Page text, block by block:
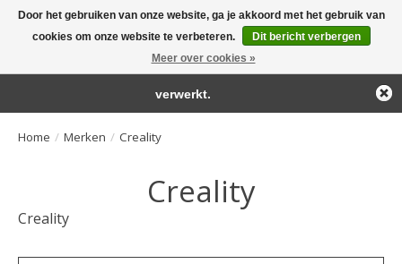
Large selection of products and fast shipping!
Home / Merken / Creality
Creality
Creality
Door het gebruiken van onze website, ga je akkoord met het gebruik van
cookies om onze website te verbeteren.
Dit bericht verbergen
Meer over cookies »
← Keer terug naar de backofficeDeze winkel is in aanbouw.
Eventueel geplaatste orders zullen niet worden gehonoreerd of
verwerkt.